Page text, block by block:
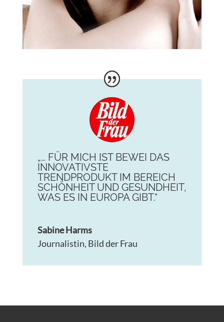
„… FÜR MICH IST BEWEI DAS
INNOVATIVSTE
TRENDPRODUKT IM BEREICH
SCHÖNHEIT UND GESUNDHEIT,
WAS ES IN EUROPA GIBT.“
Sabine Harms
Journalistin, Bild der Frau